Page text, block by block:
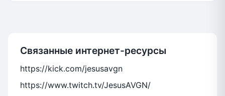
Связанные интернет-ресурсы
https://kick.com/jesusavgn
https://www.twitch.tv/JesusAVGN/